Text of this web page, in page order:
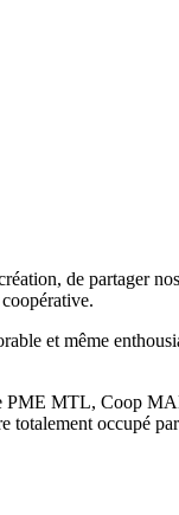
de partager
et même
PME MTL, Coop
occupé